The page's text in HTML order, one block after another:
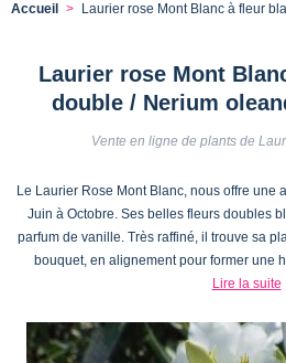
Accueil Laurier rose Mont Blanc à fleur
Laurier rose Mont
double / Nerium
Vente en ligne de plants de
Le Laurier Rose Mont Blanc, nous offre une
Juin à Octobre. Ses belles fleurs doubles
parfum de vanille. Très raffiné, il trouve sa
bouquet, en alignement pour former une
Lire la suite